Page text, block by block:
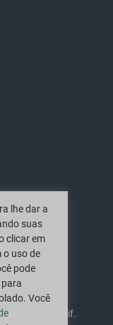
da Greif.
lhe dar a
suas
clicar em
o uso de
pode
Você